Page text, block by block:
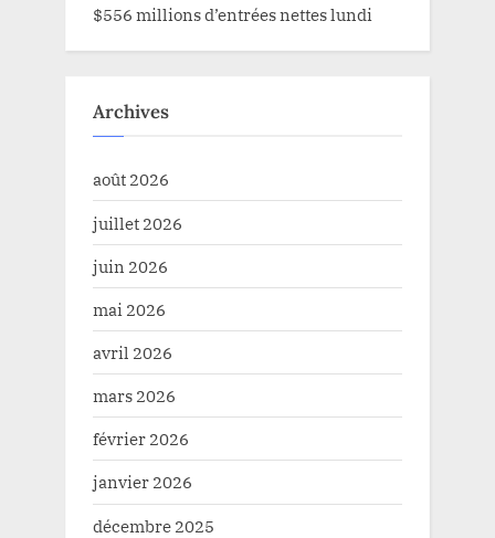
$556 millions d’entrées nettes lundi
Archives
août 2026
juillet 2026
juin 2026
mai 2026
avril 2026
mars 2026
février 2026
janvier 2026
décembre 2025